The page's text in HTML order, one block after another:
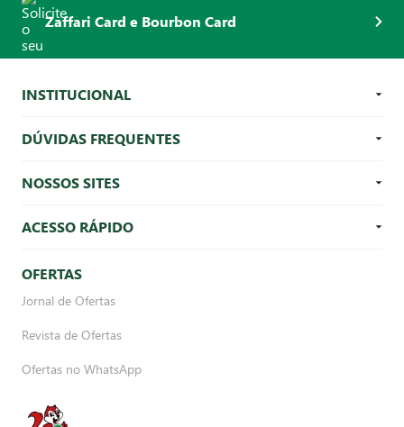
Zaffari Card e Bourbon Card
INSTITUCIONAL
DÚVIDAS FREQUENTES
NOSSOS SITES
ACESSO RÁPIDO
OFERTAS
Jornal de Ofertas
Revista de Ofertas
Ofertas no WhatsApp